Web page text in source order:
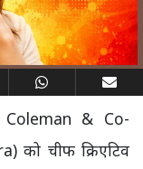
& Co-
को चीफ क्रिएटिव